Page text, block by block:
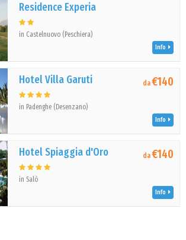
Residence Experia
in Castelnuovo (Peschiera)
Info
Hotel Villa Garuti
in Padenghe (Desenzano)
da€140
Info
Hotel Spiaggia d'Oro
in Salò
da€140
Info